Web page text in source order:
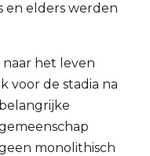
en elders werden
naar het leven
voor de stadia na
monolithisch